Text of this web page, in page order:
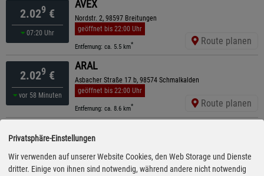
2.029 €
07:20 Uhr
AVEX
Nordstr. 2, 98597 Breitungen
geöffnet bis 22:00 Uhr
Entfernung: ca. 5.5 km* Route planen
2.029 €
vor 58 Minuten
ARAL
Asbacher Straße 17 b, 98574 Schmalkalden
geöffnet bis 22:00 Uhr
Entfernung: ca. 8.6 km* Route planen
2.029€
07:20 Uhr
Bad Liebensteiner Str. 185, 36456 Barchfeld
ganztägig geöffnet
Entfernung: ca. 9.1 km* Route planen
Privatsphäre-Einstellungen
Wir verwenden auf unserer Website Cookies, den Web Storage und Dienste
dritter. Einige von ihnen sind notwendig, während andere nicht notwendig